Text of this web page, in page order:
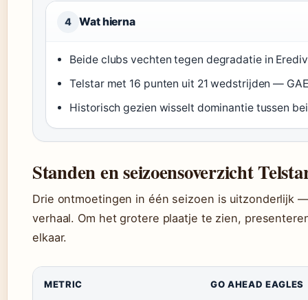
4 Wat hierna
Beide clubs vechten tegen degradatie in
Telstar met 16 punten uit 21 wedstrijden —
Historisch gezien wisselt dominantie tussen
Standen en seizoensoverzicht
Drie ontmoetingen in één seizoen is uitzonderlijk
verhaal. Om het grotere plaatje te zien,
elkaar.
METRIC GO AHEAD EAGLES